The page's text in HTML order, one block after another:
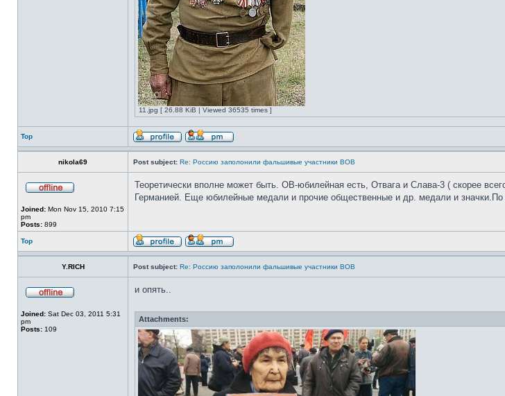
11.jpg [ 26.88 KiB | Viewed 36535 times ]
Top
nikola69 Post subject: Re: Россию заполонили фальшивые участники ВОВ
Joined: Mon Nov 15, 2010 7:15
pm
Posts: 899
Теоретически вполне может быть. ОВ-юбилейная есть, Отвага и Слава-3 ( скорее
Германией. Еще юбилейные медали и прочие общественные и др. медали и значки.По
Top
Y.RICH Post subject: Re: Россию заполонили фальшивые участники ВОВ
Joined: Sat Dec 03, 2011 5:31
pm
Posts: 109
и опять..
Attachments: